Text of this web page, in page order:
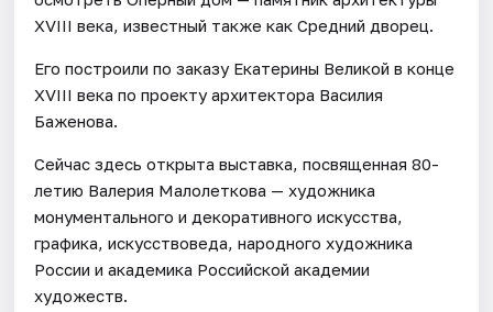
XVIII века, известный также как Средний дворец.
Его построили по заказу Екатерины Великой в конце
XVIII века по проекту архитектора Василия
Баженова.
Сейчас здесь открыта выставка, посвященная 80-
летию Валерия Малолеткова — художника
монументального и декоративного искусства,
графика, искусствоведа, народного художника
России и академика Российской академии
художеств.